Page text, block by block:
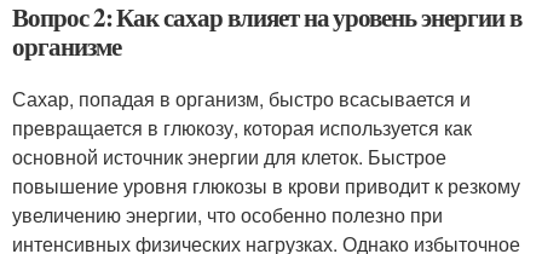
Вопрос 2: Как сахар влияет на уровень энергии в
организме
Сахар, попадая в организм, быстро всасывается и
превращается в глюкозу, которая используется как
основной источник энергии для клеток. Быстрое
повышение уровня глюкозы в крови приводит к резкому
увеличению энергии, что особенно полезно при
интенсивных физических нагрузках. Однако избыточное